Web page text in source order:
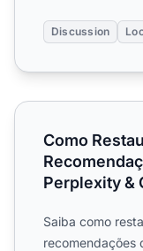
Discussion
Como
Como
Perplexity &
Saiba como
recomendações